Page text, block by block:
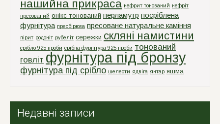
нашийна прикраса нефрит тонований нефріт
пресований онікс тонований перламутр посріблена
фурнітура пресбірюза пресоване натуральне каміння
пірит родоніт рубеліт сережки скляні намистини
срiбло 925 проби срiбна фурнiтура 925 проби тонований
говліт фурнітура під бронзу
фурнітура під срібло шелести ядвіга янтар яшма
Недавні записи